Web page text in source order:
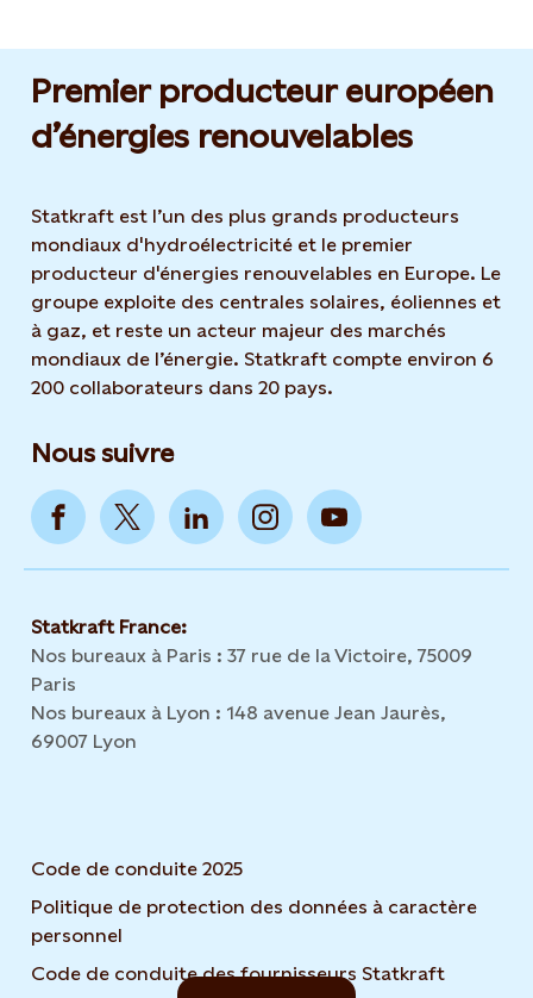
Premier producteur européen
d’énergies renouvelables
Statkraft est l’un des plus grands producteurs
mondiaux d'hydroélectricité et le premier
producteur d'énergies renouvelables en Europe. Le
groupe exploite des centrales solaires, éoliennes et
à gaz, et reste un acteur majeur des marchés
mondiaux de l’énergie. Statkraft compte environ 6
200 collaborateurs dans 20 pays.
Nous suivre
Statkraft France:
Nos bureaux à Paris : 37 rue de la Victoire, 75009
Paris
Nos bureaux à Lyon : 148 avenue Jean Jaurès,
69007 Lyon
Code de conduite 2025
Politique de protection des données à caractère
personnel
Code de conduite des fournisseurs Statkraft